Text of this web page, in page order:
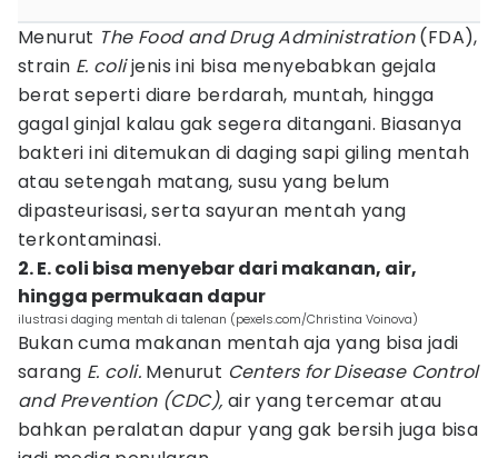
Menurut The Food and Drug Administration(FDA),
strain E. colijenis ini bisa menyebabkan gejala
berat seperti diare berdarah, muntah, hingga
gagal ginjal kalau gak segera ditangani. Biasanya
bakteri ini ditemukan di daging sapi giling mentah
atau setengah matang, susu yang belum
dipasteurisasi, serta sayuran mentah yang
terkontaminasi.
2. E. coli bisa menyebar dari makanan, air,
hingga permukaan dapur
ilustrasi daging mentah di talenan (pexels.com/Christina Voinova)
Bukan cuma makanan mentah aja yang bisa jadi
sarang E. coli. Menurut Centers for Disease Control
and Prevention (CDC), air yang tercemar atau
bahkan peralatan dapur yang gak bersih juga bisa